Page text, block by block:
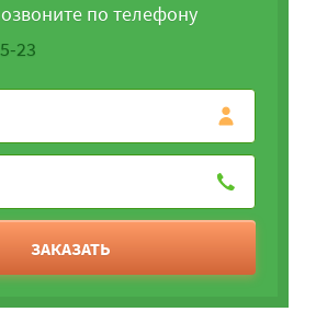
по телефону
23
ЗАКАЗАТЬ